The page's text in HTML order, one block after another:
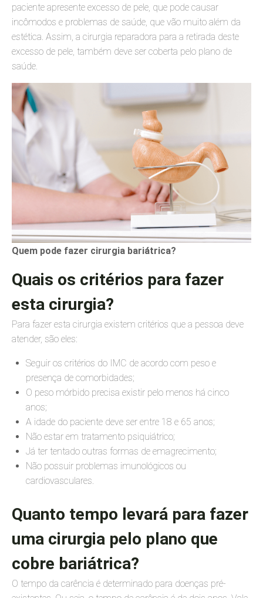
paciente apresente excesso de pele, que pode causar
incômodos e problemas de saúde, que vão muito além da
estética. Assim, a cirurgia reparadora para a retirada deste
excesso de pele, também deve ser coberta pelo plano de
saúde.
Quem pode fazer cirurgia bariátrica?
Quais os critérios para fazer
esta cirurgia?
Para fazer esta cirurgia existem critérios que a pessoa deve
atender, são eles:
Seguir os critérios do IMC de acordo com peso e
presença de comorbidades;
O peso mórbido precisa existir pelo menos há cinco
anos;
A idade do paciente deve ser entre 18 e 65 anos;
Não estar em tratamento psiquiátrico;
Já ter tentado outras formas de emagrecimento;
Não possuir problemas imunológicos ou
cardiovasculares.
Quanto tempo levará para fazer
uma cirurgia pelo plano que
cobre bariátrica?
O tempo da carência é determinado para doenças pré-